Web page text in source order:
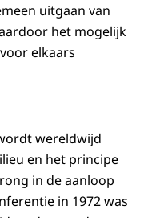
uitgaan van
het mogelijk
elkaars
wereldwijd
en het principe
in de aanloop
in 1972 was